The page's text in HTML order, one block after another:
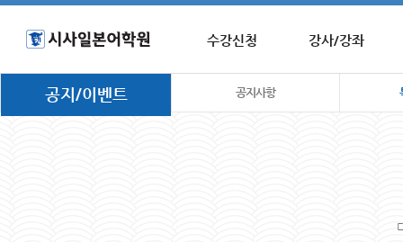
수강신청 강사/강좌
공지/이벤트 공지사항